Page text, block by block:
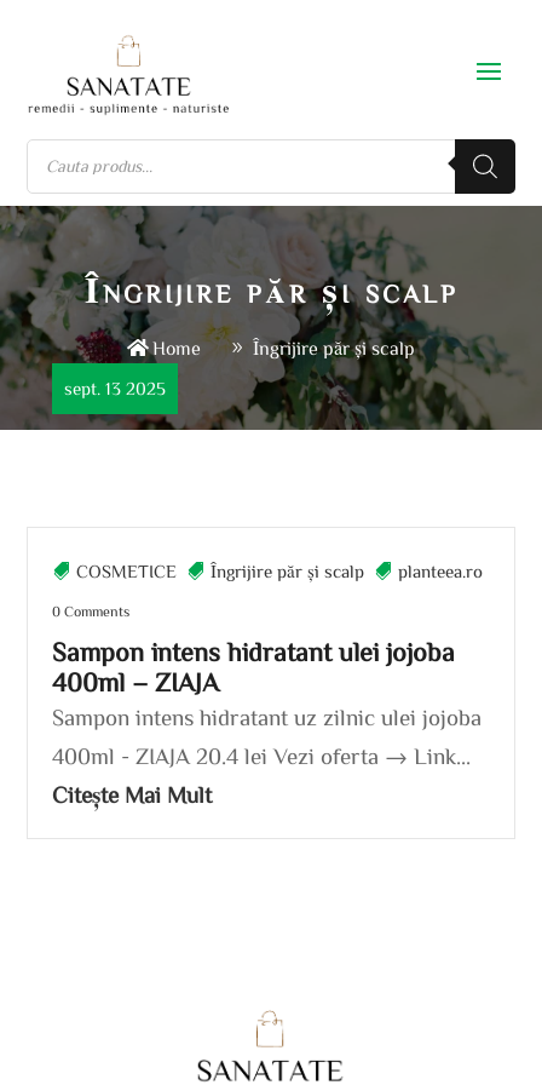
Îngrijire păr și scalp
Home Îngrijire păr și scalp
Sampon intens hidratant ulei jojoba
400ml – ZIAJA
sept. 13 2025
COSMETICE Îngrijire păr și scalp planteea.ro
0 Comments
Sampon intens hidratant uz zilnic ulei jojoba
400ml - ZIAJA 20.4 lei Vezi oferta → Link...
Citește Mai Mult